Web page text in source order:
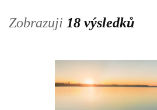
Zobrazuji 18 výsledků